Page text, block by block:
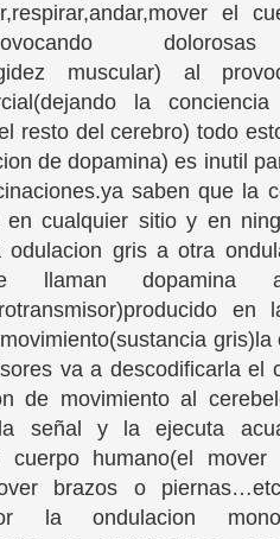
el
muscular) al
la
resto del cerebro) todo
de dopamina) es inutil
saben que la
en cualquier sitio y en
odulacion gris a otra
llaman dopamina
en
gris)la
va a descodificarla el
de movimiento al
señal y la ejecuta
cuerpo humano(el
brazos o
la ondulacion